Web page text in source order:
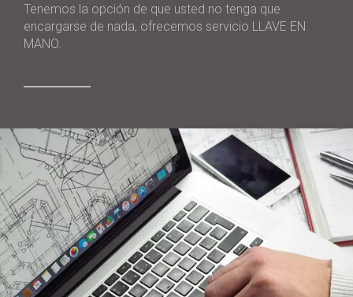
Tenemos la opción de que usted no tenga que
encargarse de nada, ofrecemos servicio LLAVE EN
MANO.